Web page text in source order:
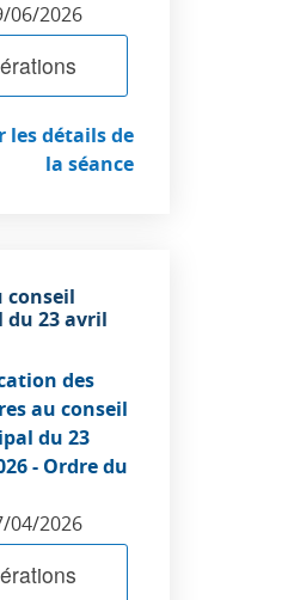
06/2026
les détails de
la séance
conseil
23 avril
des
au conseil
du 23
- Ordre du
04/2026